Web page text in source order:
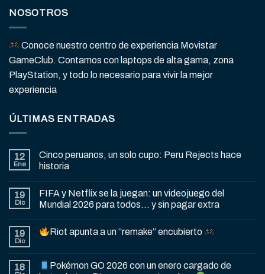
NOSOTROS
Conoce nuestro centro de experiencia Movistar
GameClub. Contamos con laptops de alta gama, zona
PlayStation, y todo lo necesario para vivir la mejor
experiencia
ÚLTIMAS ENTRADAS
12
Ene
Cinco peruanos, un solo cupo: Peru Rejects hace
historia
19
Dic
FIFA y Netflix se la juegan: un videojuego del
Mundial 2026 para todos… y sin pagar extra
19
Dic
Riot apunta a un “remake” encubierto
18
Pokémon GO 2026 con un enero cargado de